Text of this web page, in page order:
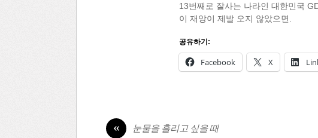
13번째로 잘사는 나라인 대한민국
이 재앙이 제발 오지 않았으면.
공유하기:
Facebook X
« 눈물을 흘리고 싶을 때